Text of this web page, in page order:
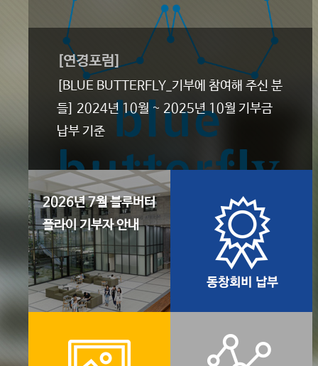
[연경포럼]
[BLUE BUTTERFLY_기부에 참여해 주신 분
들] 2024년 10월 ~ 2025년 10월 기부금
납부 기준
2026년 7월 블루버터
플라이 기부자 안내